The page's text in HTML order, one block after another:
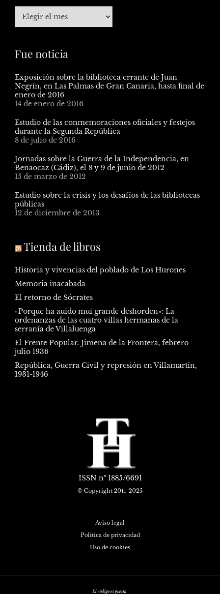
Fue noticia
Exposición sobre la biblioteca errante de Juan
Negrín, en Las Palmas de Gran Canaria, hasta final de
enero de 2016
14 de enero de 2016
Estudio de las conmemoraciones oficiales y festejos
durante la Segunda República
8 de julio de 2016
Jornadas sobre la Guerra de la Independencia, en
Benaocaz (Cádiz), el 8 y 9 de junio de 2012
15 de marzo de 2012
Estudio sobre la crisis y los desafíos de las bibliotecas
públicas
12 de diciembre de 2013
Tienda de libros
Historia y vivencias del poblado de Los Hurones
Memoria inacabada
El retorno de Sócrates
«Porque ha auido mui grande deshorden»: La
ordenanzas de las cuatro villas hermanas de la
serranía de Villaluenga
El Frente Popular. Jimena de la Frontera, febrero-
julio 1936
República, Guerra Civil y represión en Villamartín,
1931-1946
ISSN nº 1885/6691
© Copyright 2011-2025
Aviso legal
Política de privacidad
Uso de cookies
El código es poesía.